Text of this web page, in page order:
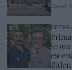
icono
Biden